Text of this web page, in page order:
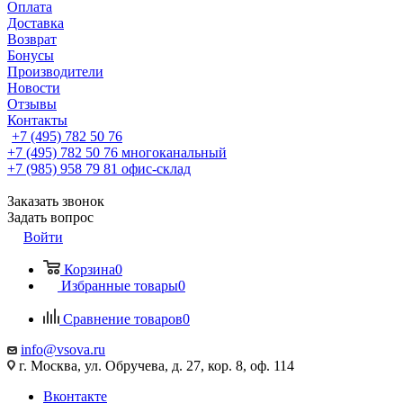
Оплата
Доставка
Возврат
Бонусы
Производители
Новости
Отзывы
Контакты
+7 (495) 782 50 76
+7 (495) 782 50 76 многоканальный
+7 (985) 958 79 81 офис-склад
Заказать звонок
Задать вопрос
Войти
Корзина0
Избранные товары0
Сравнение товаров0
info@vsova.ru
г. Москва, ул. Обручева, д. 27, кор. 8, оф. 114
Вконтакте